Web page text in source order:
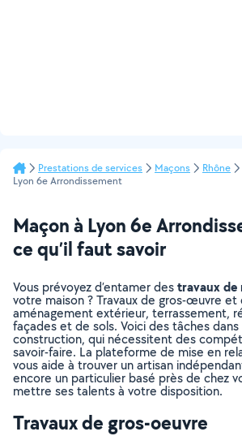
Prestations de services Maçons
Rhône
Lyon 6e Arrondissement
Maçon à Lyon 6e
ce qu’il faut savoir
Vous prévoyez d’entamer destravaux de
votre maison ? Travaux de gros-œuvre
aménagement extérieur, terrassement,
façades et de sols. Voici des tâches
construction, qui nécessitent des
savoir-faire. La plateforme de mise en
vous aide à trouver un artisan
encore un particulier basé près de chez
mettre ses talents à votre disposition.
Travaux de gros-oeuvre